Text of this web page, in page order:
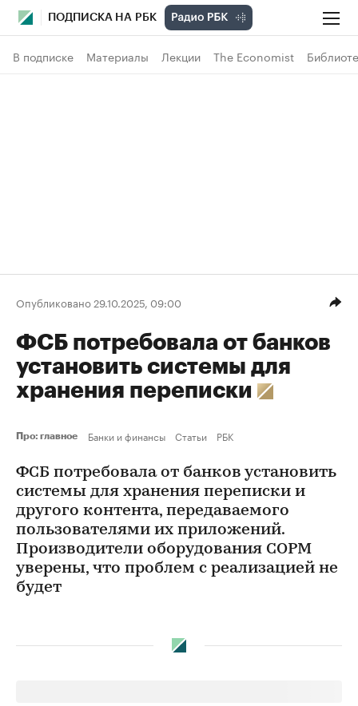
ПОДПИСКА НА РБК
В подписке Материалы Лекции The Economist
Опубликовано 29.10.2025, 09:00
ФСБ потребовала от банков
установить системы для
хранения переписки
Про: главное Банки и финансы Статьи РБК
ФСБ потребовала от банков установить
системы для хранения переписки и
другого контента, передаваемого
пользователями их приложений.
Производители оборудования СОРМ
уверены, что проблем с реализацией не
будет